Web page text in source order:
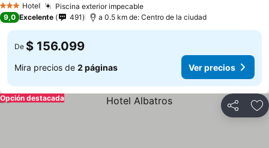
3 Estrellas
Hotel Piscina exterior impecable
9,0 Excelente 491 a 0.5 km de: Centro de la ciudad
De $ 156.099
Mira precios de 2 páginas Ver precios
Compartir
Opción destacada